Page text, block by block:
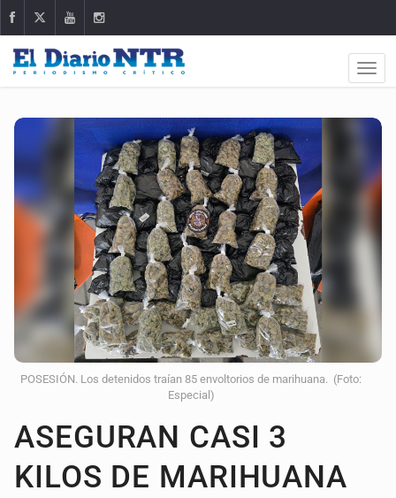
POSESIÓN. Los detenidos traían 85 envoltorios de marihuana. (Foto:
Especial)
ASEGURAN CASI 3
KILOS DE MARIHUANA